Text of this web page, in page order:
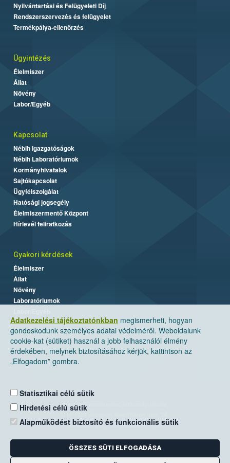
Adatkezelési tájékoztatónkban megismerheti, hogyan
gondoskodunk személyes adatai védelméről. Weboldalunk
cookie-kat (sütiket) használ a jobb felhasználói élmény
érdekében, melynek biztosításához kérjük, kattintson az
„Elfogadom” gombra.
Statisztikai célú sütik
Hirdetési célú sütik
Alapműködést biztosító és funkcionális sütik
ÖSSZES SÜTI ELFOGADÁSA
Nyilvántartási és Felügyeleti Díj
Rendszerszervezés és felügyelet
Termékpálya-ellenőrzés
Ügyintézés
Élelmiszer
Állat
Növény
Labor/Egyéb
Kapcsolat
Nébih Igazgatóságok
Nébih Laboratóriumok
Kormányhivatalok
Sajtókapcsolat
Ügyfélszolgálat
Hatósági jogsegély
Élelmiszermentő Központ
Hírlevél feliratkozás
Gyakori kérdések
Élelmiszer
Állat
Növény
Laboratóriumok
Nemzeti Élelmiszerlánc-biztonsági Hivatal
Levelezési cím: 1525 Budapest. Pf. 30.
E-mail:ugyfelszolgalat@nebih.gov.hu